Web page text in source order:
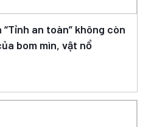
an toàn” không còn
bom mìn, vật nổ